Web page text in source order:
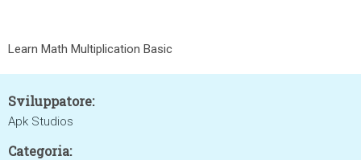
Learn Math Multiplication Basic
Sviluppatore:
Apk Studios
Categoria: